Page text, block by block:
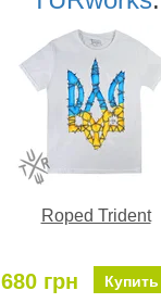
Roped Trident
680 грн Купить